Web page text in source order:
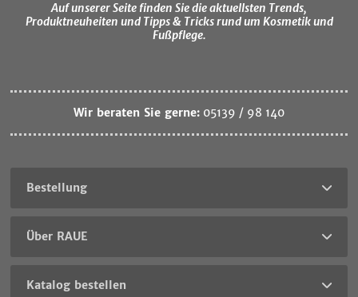
Auf unserer Seite finden Sie die aktuellsten Trends,
Produktneuheiten und Tipps & Tricks rund um Kosmetik und
Fußpflege.
Wir beraten Sie gerne: 05139 / 98 140
Bestellung
Über RAUE
Katalog bestellen